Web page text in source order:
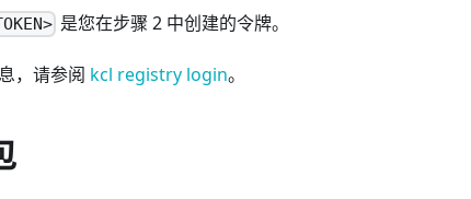
是您在步骤 2 中创建的令牌。
，请参阅 kcl registry login。